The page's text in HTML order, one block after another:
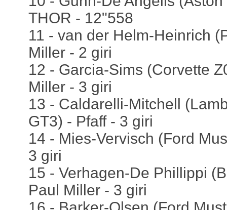
THOR - 12"558
11 - van der Helm-Heinrich
Miller - 2 giri
12 - Garcia-Sims (Corvette
Miller - 3 giri
13 - Caldarelli-Mitchell
GT3) - Pfaff - 3 giri
14 - Mies-Vervisch (Ford
3 giri
15 - Verhagen-De Phillippi
Paul Miller - 3 giri